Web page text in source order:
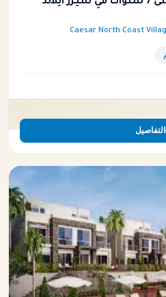
التفاصيل